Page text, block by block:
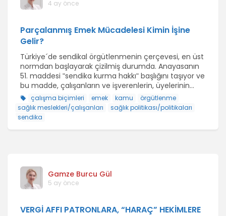
4 ay önce
Parçalanmış Emek Mücadelesi Kimin İşine
Gelir?
Türkiye´de sendikal örgütlenmenin çerçevesi, en üst
normdan başlayarak çizilmiş durumda. Anayasanın
51. maddesi ʺsendika kurma hakkıʺ başlığını taşıyor ve
bu madde, çalışanların ve işverenlerin, üyelerinin...
çalışma biçimleri emek kamu
örgütlenme
sağlık meslekleri/çalışanları
sağlık politikası/politikaları
sendika
Gamze Burcu Gül
5 ay önce
VERGİ AFFI PATRONLARA, “HARAÇ” HEKİMLERE